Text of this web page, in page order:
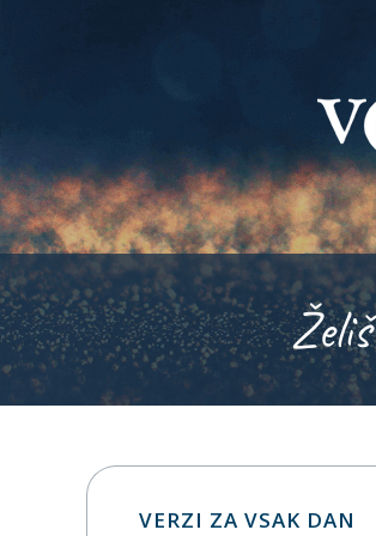
VERZI ZA VSAK DAN